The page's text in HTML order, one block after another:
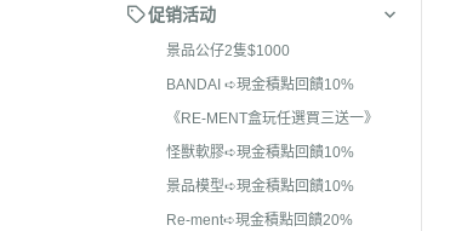
景品模型➪現金
Re-ment➪現金
鐵皮玩具➪現金
日本磁鐵玩具
10%
促销活动
景品公仔2隻$1000
BANDAI ➪現金積點回饋10%
《RE-MENT盒玩任選買三送一》
怪獸軟膠➪現金積點回饋10%
景品模型➪現金積點回饋10%
Re-ment➪現金積點回饋20%